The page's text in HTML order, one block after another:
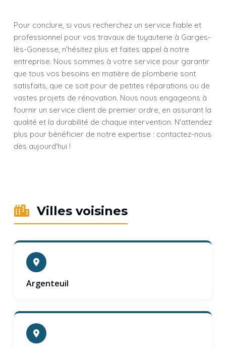
Pour conclure, si vous recherchez un service fiable et
professionnel pour vos travaux de tuyauterie à Garges-
lès-Gonesse, n'hésitez plus et faites appel à notre
entreprise. Nous sommes à votre service pour garantir
que tous vos besoins en matière de plomberie sont
satisfaits, que ce soit pour de petites réparations ou de
vastes projets de rénovation. Nous nous engageons à
fournir un service client de premier ordre, en assurant la
qualité et la durabilité de chaque intervention. N'attendez
plus pour bénéficier de notre expertise : contactez-nous
dès aujourd'hui !
Villes voisines
Argenteuil